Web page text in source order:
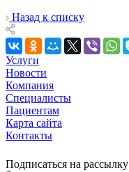
Назад к списку
Услуги
Новости
Компания
Специалисты
Пациентам
Карта сайта
Контакты
Подписаться на рассылку